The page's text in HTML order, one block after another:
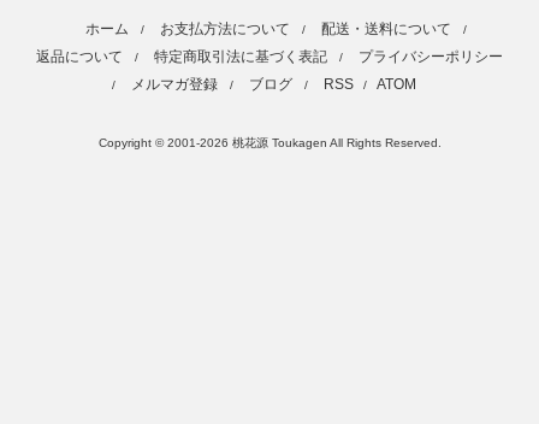
ホーム / お支払方法について / 配送・送料について /
返品について / 特定商取引法に基づく表記 / プライバシーポリシー
/ メルマガ登録 / ブログ / RSS / ATOM
Copyright © 2001-2026 桃花源 Toukagen All Rights Reserved.